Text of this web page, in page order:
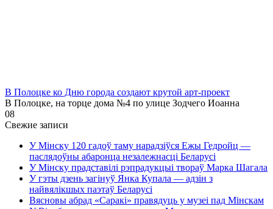
В Полоцке ко Дню города создают крутой арт-проект
В Полоцке, на торце дома №4 по улице Зодчего Иоанна
08
Свежие записи
У Мінску 120 гадоў таму нарадзіўся Ежы Гедройц —
паслядоўны абаронца незалежнасці Беларусі
У Мінску прадставілі рэпрадукцыі твораў Марка Шагала
У гэты дзень загінуў Янка Купала — адзін з
найвялікшых паэтаў Беларусі
Вясновы абрад «Саракі» правядуць у музеі пад Мінскам